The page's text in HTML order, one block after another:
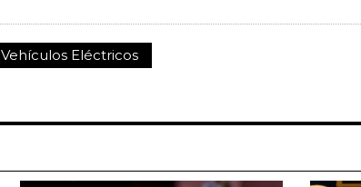
Vehículos Eléctricos